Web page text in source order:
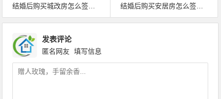
结婚后购买城改房怎么签购房合同？要注意什么问题
结婚后购买安居房怎么签购房合同？要注意什么问题
发表评论
匿名网友 填写信息